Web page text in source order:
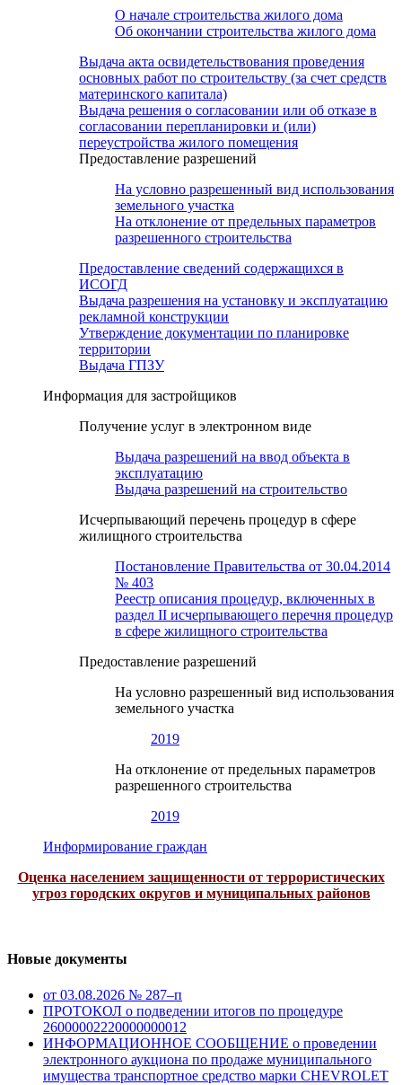
О начале строительства жилого дома
Об окончании строительства жилого дома
Выдача акта освидетельствования проведения
основных работ по строительству (за счет средств
материнского капитала)
Выдача решения о согласовании или об отказе в
согласовании перепланировки и (или)
переустройства жилого помещения
Предоставление разрешений
На условно разрешенный вид использования
земельного участка
На отклонение от предельных параметров
разрешенного строительства
Предоставление сведений содержащихся в
ИСОГД
Выдача разрешения на установку и эксплуатацию
рекламной конструкции
Утверждение документации по планировке
территории
Выдача ГПЗУ
Информация для застройщиков
Получение услуг в электронном виде
Выдача разрешений на ввод объекта в
эксплуатацию
Выдача разрешений на строительство
Исчерпывающий перечень процедур в сфере
жилищного строительства
Постановление Правительства от 30.04.2014
№ 403
Реестр описания процедур, включенных в
раздел II исчерпывающего перечня процедур
в сфере жилищного строительства
Предоставление разрешений
На условно разрешенный вид использования
земельного участка
2019
На отклонение от предельных параметров
разрешенного строительства
2019
Информирование граждан
Оценка населением защищенности от террористических
угроз городских округов и муниципальных районов
Новые документы
от 03.08.2026 № 287–п
ПРОТОКОЛ о подведении итогов по процедуре
26000002220000000012
ИНФОРМАЦИОННОЕ СООБЩЕНИЕ о проведении
электронного аукциона по продаже муниципального
имущества транспортное средство марки CHEVROLET